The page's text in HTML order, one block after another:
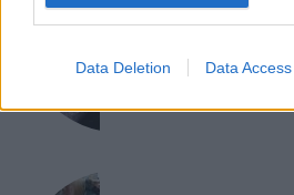
Data Deletion Data Access
για εκκένωση περιοχής
Μαρία
κάθαρση»